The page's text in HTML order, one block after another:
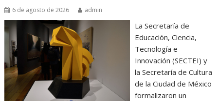
6 de agosto de 2026 admin
La Secretaría de
Educación, Ciencia,
Tecnología e
Innovación (SECTEI) y
la Secretaría de Cultura
de la Ciudad de México
formalizaron un